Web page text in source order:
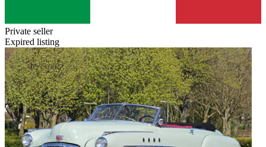
Private seller
Expired listing